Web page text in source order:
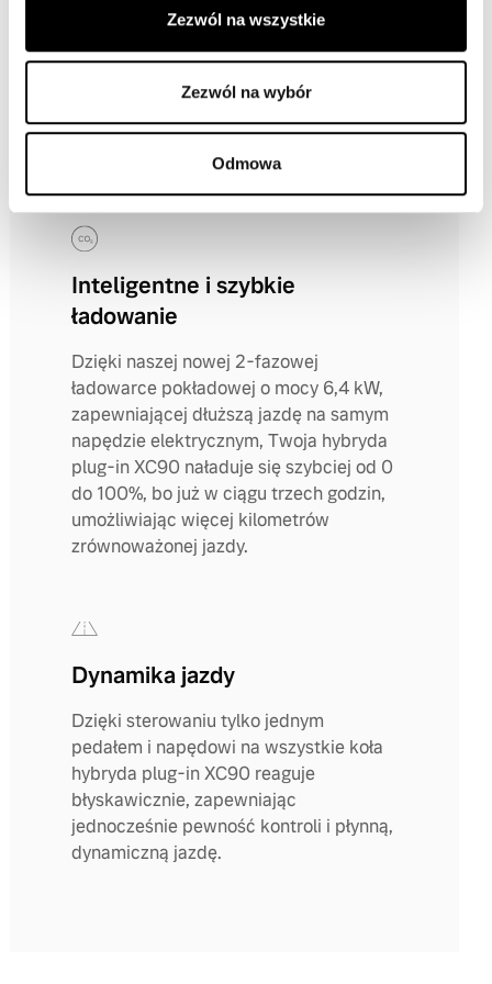
Zezwól na wszystkie
Zezwól na wybór
Odmowa
przyspieszaniem. Gdy jednak
potrzebujesz pokonać dłuższą trasę,
benzynowy - zapewniasz sobie
dodatkową elastyczność i komfort
w każdej sytuacji.
Inteligentne i szybkie
ładowanie
Dzięki naszej nowej 2-fazowej
ładowarce pokładowej o mocy 6,4 kW,
zapewniającej dłuższą jazdę na samym
napędzie elektrycznym, Twoja hybryda
plug-in XC90 naładuje się szybciej od 0
do 100%, bo już w ciągu trzech godzin,
umożliwiając więcej kilometrów
zrównoważonej jazdy.
Dynamika jazdy
Dzięki sterowaniu tylko jednym
pedałem i napędowi na wszystkie koła
hybryda plug-in XC90 reaguje
błyskawicznie, zapewniając
jednocześnie pewność kontroli i płynną,
dynamiczną jazdę.